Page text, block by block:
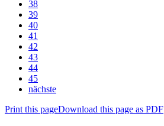
38
39
40
41
42
43
44
45
nächste
Print this pageDownload this page as PDF